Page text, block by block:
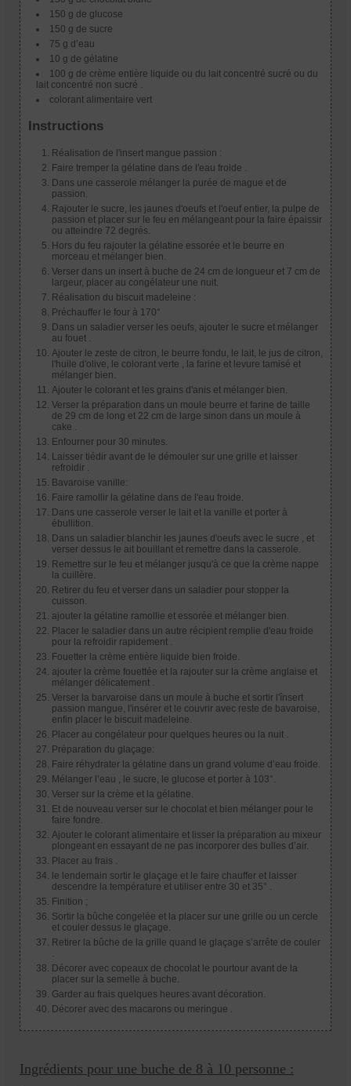
150 g de glucose
150 g de sucre
75 g d’eau
10 g de gélatine
100 g de crème entière liquide ou du lait concentré sucré ou du
lait concentré non sucré .
colorant alimentaire vert
Instructions
Réalisation de l'insert mangue passion :
Faire tremper la gélatine dans de l'eau froide .
Dans une casserole mélanger la purée de mague et de
passion.
Rajouter le sucre, les jaunes d'oeufs et l'oeuf entier, la pulpe de
passion et placer sur le feu en mélangeant pour la faire épaissir
ou atteindre 72 degrés.
Hors du feu rajouter la gélatine essorée et le beurre en
morceau et mélanger bien.
Verser dans un insert à buche de 24 cm de longueur et 7 cm de
largeur, placer au congélateur une nuit.
Réalisation du biscuit madeleine :
Préchauffer le four à 170°
Dans un saladier verser les oeufs, ajouter le sucre et mélanger
au fouet .
Ajouter le zeste de citron, le beurre fondu, le lait, le jus de citron,
l'huile d'olive, le colorant verte , la farine et levure tamisé et
mélanger bien.
Ajouter le colorant et les grains d'anis et mélanger bien.
Verser la préparation dans un moule beurre et farine de taille
de 29 cm de long et 22 cm de large sinon dans un moule à
cake .
Enfourner pour 30 minutes.
Laisser tiédir avant de le démouler sur une grille et laisser
refroidir .
Bavaroise vanille:
Faire ramollir la gélatine dans de l'eau froide.
Dans une casserole verser le lait et la vanille et porter à
ébullition.
Dans un saladier blanchir les jaunes d'oeufs avec le sucre , et
verser dessus le ait bouillant et remettre dans la casserole.
Remettre sur le feu et mélanger jusqu'à ce que la crème nappe
la cuillère.
Retirer du feu et verser dans un saladier pour stopper la
cuisson.
ajouter la gélatine ramollie et essorée et mélanger bien.
Placer le saladier dans un autre récipient remplie d'eau froide
pour la refroidir rapidement .
Fouetter la crème entière liquide bien froide.
ajouter la crème fouettée et la rajouter sur la crème anglaise et
mélanger délicatement .
Verser la barvaroise dans un moule à buche et sortir l'însert
passion mangue, l'insérer et le couvrir avec reste de bavaroise,
enfin placer le biscuit madeleine.
Placer au congélateur pour quelques heures ou la nuit .
Préparation du glaçage:
Faire réhydrater la gélatine dans un grand volume d’eau froide.
Mélanger l’eau , le sucre, le glucose et porter à 103°.
Verser sur la crème et la gélatine.
Et de nouveau verser sur le chocolat et bien mélanger pour le
faire fondre.
Ajouter le colorant alimentaire et lisser la préparation au mixeur
plongeant en essayant de ne pas incorporer des bulles d’air.
Placer au frais .
le lendemain sortir le glaçage et le faire chauffer et laisser
descendre la température et utiliser entre 30 et 35° .
Finition ;
Sortir la bûche congelée et la placer sur une grille ou un cercle
et couler dessus le glaçage.
Retirer la bûche de la grille quand le glaçage s’arrête de couler
.
Décorer avec copeaux de chocolat le pourtour avant de la
placer sur la semelle à buche.
Garder au frais quelques heures avant décoration.
Décorer avec des macarons ou meringue .
Ingrédients pour une buche de 8 à 10 personne :